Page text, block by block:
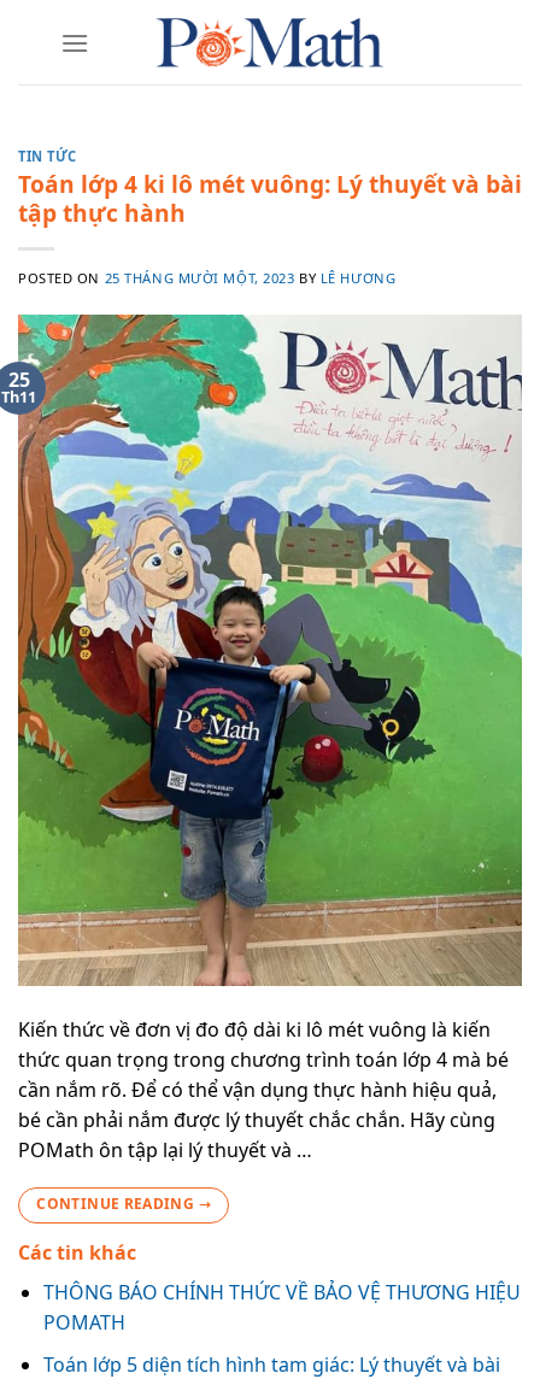
TIN TỨC
Toán lớp 4 ki lô mét vuông: Lý thuyết và bài
tập thực hành
POSTED ON 25 THÁNG MƯỜI MỘT, 2023 BY LÊ HƯƠNG
25
Th11
Kiến thức về đơn vị đo độ dài ki lô mét vuông là kiến
thức quan trọng trong chương trình toán lớp 4 mà bé
cần nắm rõ. Để có thể vận dụng thực hành hiệu quả,
bé cần phải nắm được lý thuyết chắc chắn. Hãy cùng
POMath ôn tập lại lý thuyết và …
CONTINUE READING →
Các tin khác
THÔNG BÁO CHÍNH THỨC VỀ BẢO VỆ THƯƠNG HIỆU
POMATH
Toán lớp 5 diện tích hình tam giác: Lý thuyết và bài